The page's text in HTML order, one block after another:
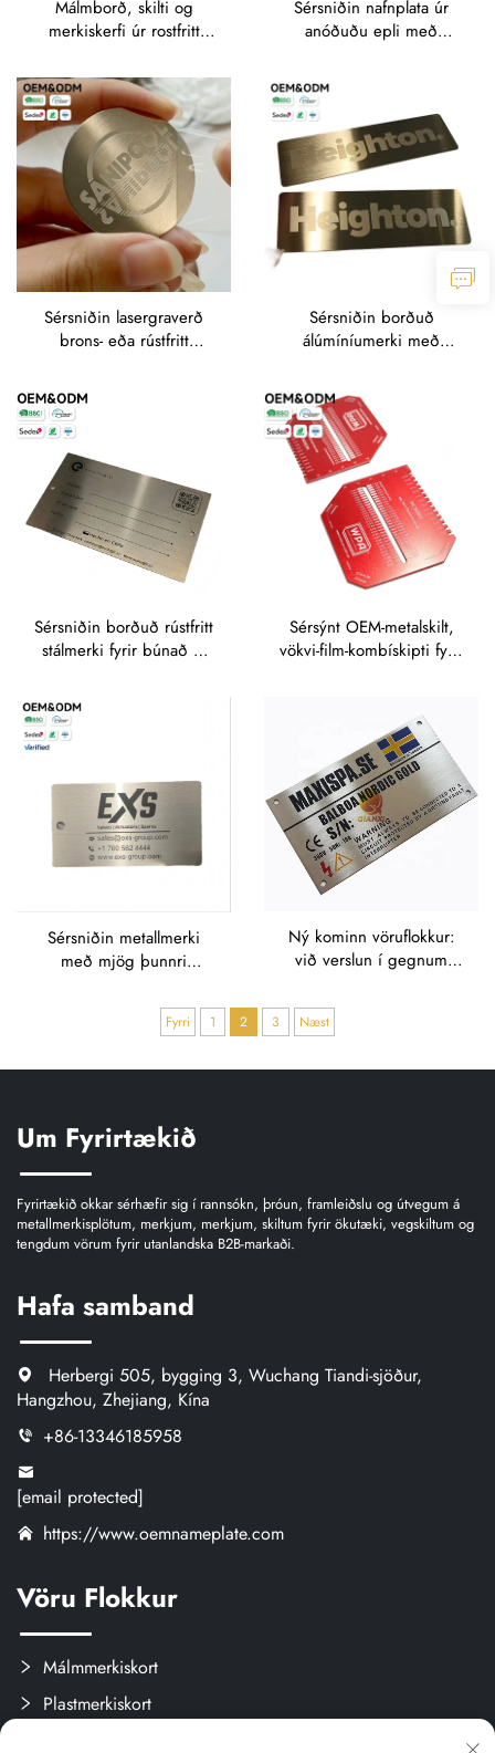
Málmborð, skilti og
merkiskerfi úr rostfritt
rostfritt steéli, skilti með
merki, nafnplötur úr epli
Sérsniðin nafnplata úr
anóðuðu epli með
Sérsniðin lasergraverð
brons- eða rústfritt
sundlaugum og
heilbrigðisbúnaði
Sérsniðin borðuð
álúmíníumerki með
graverð fyrir merkingu á
viðskipta- og lífsstílsvörum
Sérsniðin borðuð rústfritt
stálmerki fyrir búnað –
festingarröndum fyrir vélar
Sérsýnt OEM-metalskilt,
vökvi-film-kombískipti fyrir
álúmíníum
Sérsniðin metallmerki
með mjög þunnri
léttvægi og varanleika –
metallmerkja límir
Ný kominn vöruflokkur:
við verslun í gegnum
rífunar, metálmerkjaskilt,
álfínplötur fyrir vélar og
Fyrri 1 2 3 Næst
Um Fyrirtækið
Fyrirtækið okkar sérhæfir sig í rannsókn, þróun, framleiðslu og útvegum á
metallmerkisplötum, merkjum, merkjum, skiltum fyrir ökutæki, vegskiltum og
tengdum vörum fyrir utanlandska B2B-markaði.
Hafa samband
Herbergi 505, bygging 3, Wuchang Tiandi-sjöður,
Hangzhou, Zhejiang, Kína
+86-13346185958
[email protected]
https://www.oemnameplate.com
Vöru Flokkur
Málmmerkiskort
Plastmerkiskort